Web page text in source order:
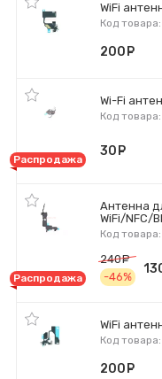
WiFi
Код
200
Wi-Fi
Код
Распродажа
30
Антенна
WiFi/NFC/
Код
Распродажа
240
-46%
WiFi
Код
200